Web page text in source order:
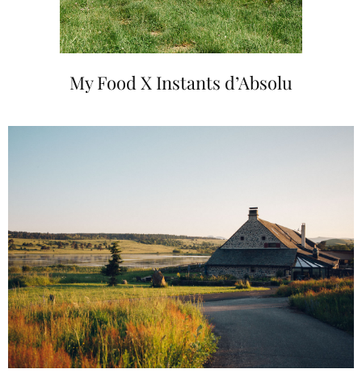
My Food X Instants d’Absolu